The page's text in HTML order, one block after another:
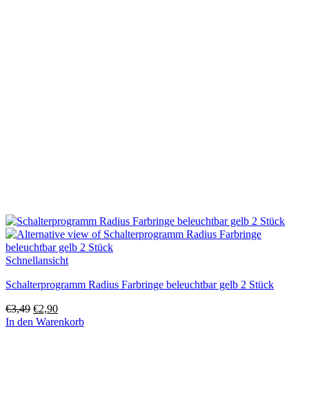
Schnellansicht
Schalterprogramm Radius Farbringe beleuchtbar gelb 2 Stück
€3,49 Ursprünglicher
Preis
€2,90Aktueller
Preis
In den Warenkorb